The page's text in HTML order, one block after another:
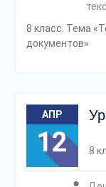
8 класс. Тема
документов»
АПР
12 8